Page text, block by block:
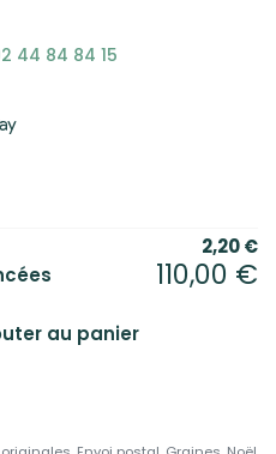
44 84 84 15
2,20€
110,00 €
au panier